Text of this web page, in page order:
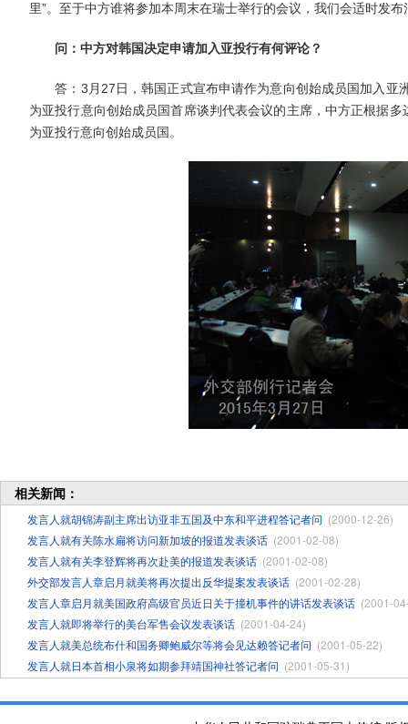
里”。至于中方谁将参加本周末在瑞士举行的会议，我们会适时发布
问：中方对韩国决定申请加入亚投行有何评论？
答：3月27日，韩国正式宣布申请作为意向创始成员国加入亚
为亚投行意向创始成员国首席谈判代表会议的主席，中方正根据
为亚投行意向创始成员国。
相关新闻：
发言人就胡锦涛副主席出访亚非五国及中东和平进程答记者问 (2000-12-26)
发言人就有关陈水扁将访问新加坡的报道发表谈话 (2001-02-08)
发言人就有关李登辉将再次赴美的报道发表谈话 (2001-02-08)
外交部发言人章启月就美将再次提出反华提案发表谈话 (2001-02-28)
发言人章启月就美国政府高级官员近日关于撞机事件的讲话发表谈话 (2001-
发言人就即将举行的美台军售会议发表谈话 (2001-04-24)
发言人就美总统布什和国务卿鲍威尔等将会见达赖答记者问 (2001-05-22)
发言人就日本首相小泉将如期参拜靖国神社答记者问 (2001-05-31)